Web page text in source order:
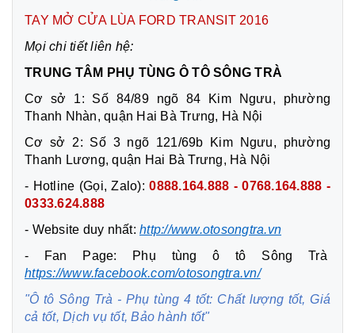
TAY MỞ CỬA LÙA FORD TRANSIT 2016
Mọi chi tiết liên hệ:
TRUNG TÂM PHỤ TÙNG Ô TÔ SÔNG TRÀ
Cơ sở 1: Số 84/89 ngõ 84 Kim Ngưu, phường
Thanh Nhàn, quận Hai Bà Trưng, Hà Nội
Cơ sở 2: Số 3 ngõ 121/69b Kim Ngưu, phường
Thanh Lương, quận Hai Bà Trưng, Hà Nội
- Hotline (Gọi, Zalo):0888.164.888 - 0768.164.888 -
0333.624.888
- Website duy nhất: http://www.otosongtra.vn
- Fan Page: Phụ tùng ô tô Sông Trà
https://www.facebook.com/otosongtra.vn/
"Ô tô Sông Trà - Phụ tùng 4 tốt: Chất lượng tốt, Giá
cả tốt, Dịch vụ tốt, Bảo hành tốt"